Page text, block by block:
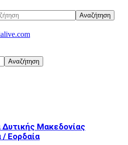
Δυτικής Μακεδονίας
/ Εορδαία